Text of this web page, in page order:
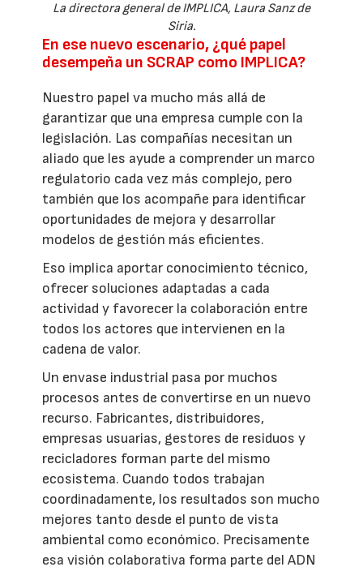
La directora general de IMPLICA, Laura Sanz de
Siria.
En ese nuevo escenario, ¿qué papel
desempeña un SCRAP como IMPLICA?
Nuestro papel va mucho más allá de
garantizar que una empresa cumple con la
legislación. Las compañías necesitan un
aliado que les ayude a comprender un marco
regulatorio cada vez más complejo, pero
también que los acompañe para identificar
oportunidades de mejora y desarrollar
modelos de gestión más eficientes.
Eso implica aportar conocimiento técnico,
ofrecer soluciones adaptadas a cada
actividad y favorecer la colaboración entre
todos los actores que intervienen en la
cadena de valor.
Un envase industrial pasa por muchos
procesos antes de convertirse en un nuevo
recurso. Fabricantes, distribuidores,
empresas usuarias, gestores de residuos y
recicladores forman parte del mismo
ecosistema. Cuando todos trabajan
coordinadamente, los resultados son mucho
mejores tanto desde el punto de vista
ambiental como económico. Precisamente
esa visión colaborativa forma parte del ADN